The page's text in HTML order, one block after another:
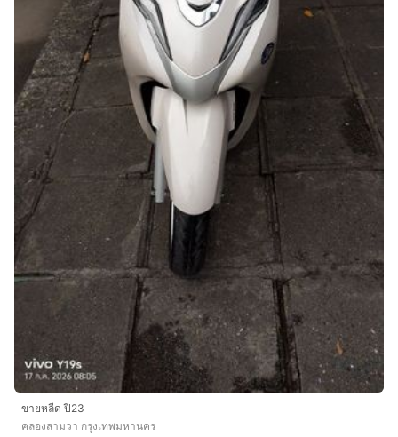
ขายหลีด ปี23
คลองสามวา กรุงเทพมหานคร